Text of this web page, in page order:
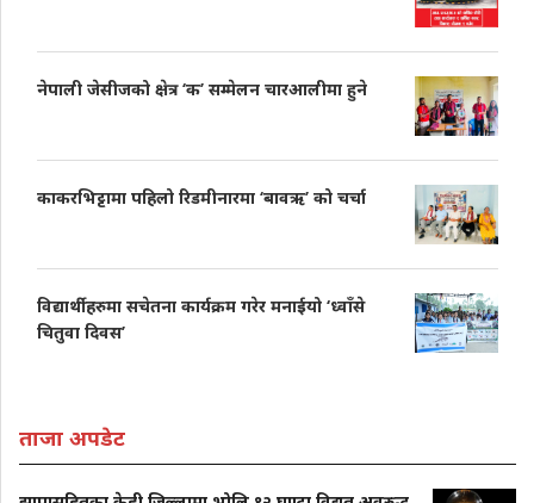
नेपाली जेसीजको क्षेत्र ‘क’ सम्मेलन चारआलीमा हुने
काकरभिट्टामा पहिलो रिडमीनारमा ‘बावऋ’ को चर्चा
विद्यार्थीहरुमा सचेतना कार्यक्रम गरेर मनाईयो ‘ध्वाँसे
चितुवा दिवस’
ताजा अपडेट